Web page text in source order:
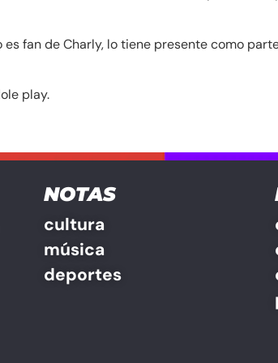
es fan de Charly, lo tiene presente como
play.
NOTAS
cultura
música
deportes